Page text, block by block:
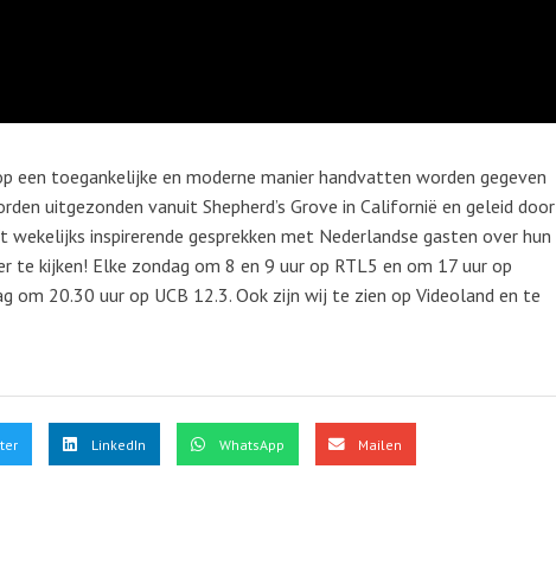
een toegankelijke en moderne manier handvatten worden gegeven
uitgezonden vanuit Shepherd’s Grove in Californië en geleid door
inspirerende gesprekken met Nederlandse gasten over hun
te kijken! Elke zondag om 8 en 9 uur op RTL5 en om 17 uur op
om 20.30 uur op UCB 12.3. Ook zijn wij te zien op Videoland en te
LinkedIn WhatsApp Mailen